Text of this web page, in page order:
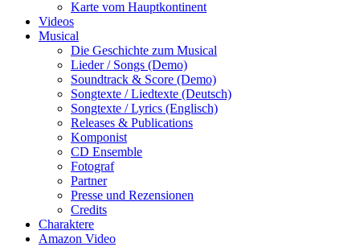
Karte vom Hauptkontinent
Videos
Musical
Die Geschichte zum Musical
Lieder / Songs (Demo)
Soundtrack & Score (Demo)
Songtexte / Liedtexte (Deutsch)
Songtexte / Lyrics (Englisch)
Releases & Publications
Komponist
CD Ensemble
Fotograf
Partner
Presse und Rezensionen
Credits
Charaktere
Amazon Video